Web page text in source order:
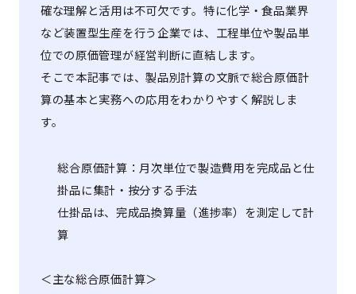
確な理解と活用は不可欠です。特に化学・食品業界
など装置型生産を行う企業では、工程単位や製品単
位での原価管理が経営判断に直結します。
そこで本記事では、製品別計算の文脈で総合原価計
算の基本と実務への応用をわかりやすく解説しま
す。
総合原価計算：月次単位で製造費用を完成品と仕
掛品に集計・按分する手法
仕掛品は、完成品換算量（進捗率）を測定して計
算
＜主な総合原価計算＞